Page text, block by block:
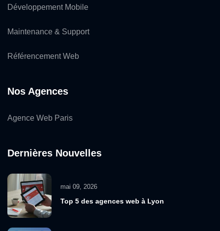
Développement Mobile
Maintenance & Support
Référencement Web
Nos Agences
Agence Web Paris
Dernières Nouvelles
mai 09, 2026
Top 5 des agences web à Lyon